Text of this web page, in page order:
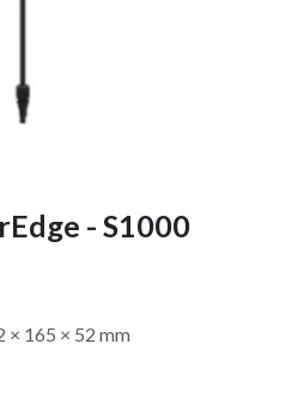
- S1000
× 165 × 52 mm